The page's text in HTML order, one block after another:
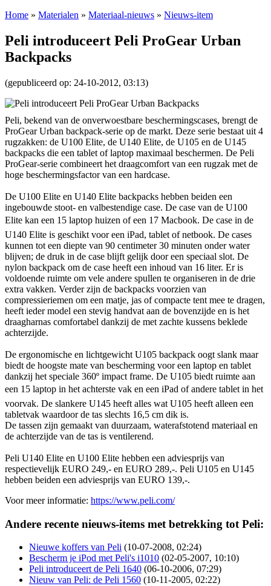
Home » Materialen » Materiaal-nieuws » Nieuws-item
Peli introduceert Peli ProGear Urban
Backpacks
(gepubliceerd op: 24-10-2012, 03:13)
Peli, bekend van de onverwoestbare beschermingscases, brengt de
ProGear Urban backpack-serie op de markt. Deze serie bestaat uit 4
rugzakken: de U100 Elite, de U140 Elite, de U105 en de U145
backpacks die een tablet of laptop maximaal beschermen. De Peli
ProGear-serie combineert het draagcomfort van een rugzak met de
hoge beschermingsfactor van een hardcase.
De U100 Elite en U140 Elite backpacks hebben beiden een
ingebouwde stoot- en valbestendige case. De case van de U100
Elite kan een 15 laptop huizen of een 17 Macbook. De case in de
U140 Elite is geschikt voor een iPad, tablet of netbook. De cases
kunnen tot een diepte van 90 centimeter 30 minuten onder water
blijven; de druk in de case blijft gelijk door een speciaal slot. De
nylon backpack om de case heeft een inhoud van 16 liter. Er is
voldoende ruimte om vele andere spullen te organiseren in de drie
extra vakken. Verder zijn de backpacks voorzien van
compressieriemen om een matje, jas of compacte tent mee te dragen,
heeft ieder model een stevig handvat aan de bovenzijde en is het
draagharnas comfortabel dankzij de met zachte kussens beklede
achterzijde.
De ergonomische en lichtgewicht U105 backpack oogt slank maar
biedt de hoogste mate van bescherming voor een laptop en tablet
dankzij het speciale 360º impact frame. De U105 biedt ruimte aan
een 15 laptop in het achterste vak en een iPad of andere tablet in het
voorvak. De slankere U145 heeft alles wat U105 heeft alleen een
tabletvak waardoor de tas slechts 16,5 cm dik is.
De tassen zijn gemaakt van duurzaam, waterafstotend materiaal en
de achterzijde van de tas is ventilerend.
Peli U140 Elite en U100 Elite hebben een adviesprijs van
respectievelijk EURO 249,- en EURO 289,-. Peli U105 en U145
hebben beiden een adviesprijs van EURO 139,-.
Voor meer informatie: https://www.peli.com/
Andere recente nieuws-items met betrekking tot Peli:
Nieuwe koffers van Peli (10-07-2008, 02:24)
Bescherm je iPod met Peli's i1010 (02-05-2007, 10:10)
Peli introduceert de Peli 1640 (06-10-2006, 07:29)
Nieuw van Peli: de Peli 1560 (10-11-2005, 02:22)